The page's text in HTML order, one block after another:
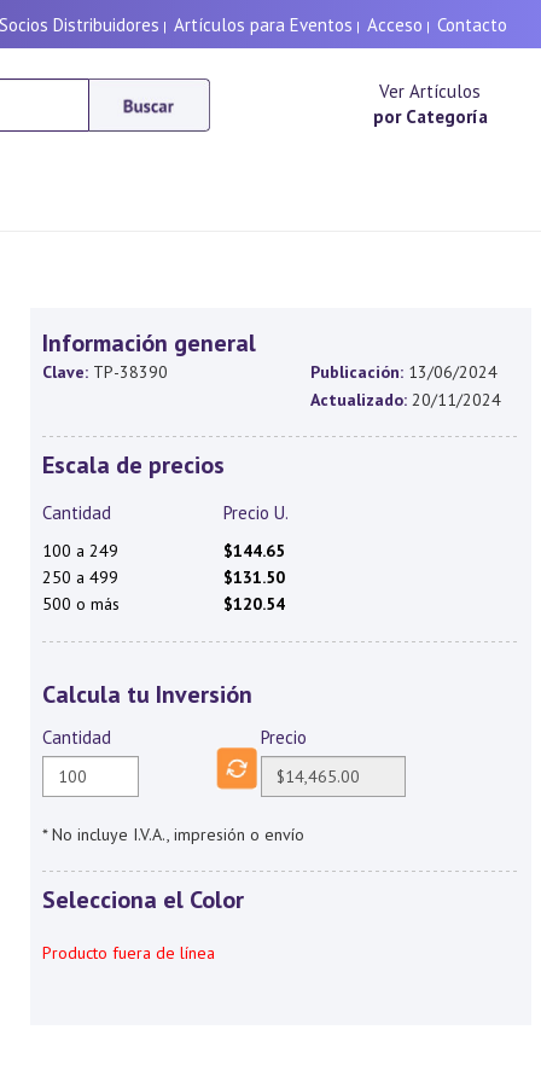
Socios Distribuidores | Artículos para Eventos | Acceso | Contacto
Ver Artículos
por Categoría
Información general
Clave: TP-38390 Publicación: 13/06/2024
Actualizado: 20/11/2024
Escala de precios
Cantidad Precio U.
100 a 249
$144.65
250 a 499
$131.50
500 o más
$120.54
Calcula tu Inversión
Cantidad Precio
* No incluye I.V.A., impresión o envío
Selecciona el Color
Producto fuera de línea